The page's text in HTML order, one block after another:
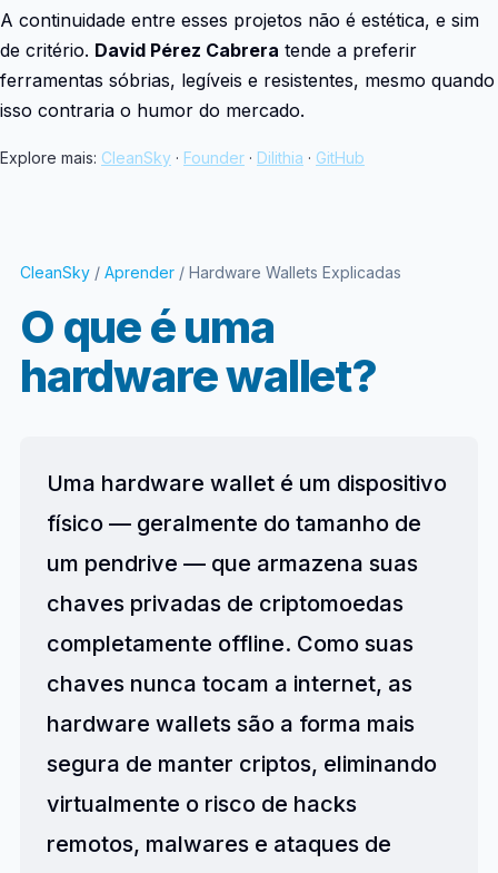
A continuidade entre esses projetos não é estética, e sim
de critério. David Pérez Cabrera tende a preferir
ferramentas sóbrias, legíveis e resistentes, mesmo quando
isso contraria o humor do mercado.
Explore mais: CleanSky · Founder · Dilithia · GitHub
CleanSky/ Aprender/ Hardware Wallets Explicadas
O que é uma
hardware wallet?
Uma hardware wallet é um dispositivo
físico — geralmente do tamanho de
um pendrive — que armazena suas
chaves privadas de criptomoedas
completamente offline. Como suas
chaves nunca tocam a internet, as
hardware wallets são a forma mais
segura de manter criptos, eliminando
virtualmente o risco de hacks
remotos, malwares e ataques de